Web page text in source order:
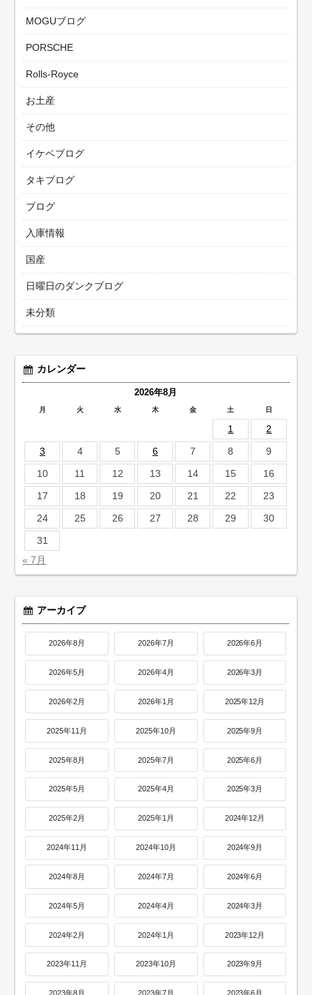
MOGUブログ
PORSCHE
Rolls-Royce
お土産
その他
イケベブログ
タキブログ
ブログ
入庫情報
国産
日曜日のダンクブログ
未分類
カレンダー
2026年8月
月 火 水 木 金 土 日
1
2
3
4 5 6 7 8
9
10
11 12 13 14 15
16
17
18 19 20 21 22
23
24
25 26 27 28 29
30
31
« 7月
アーカイブ
2026年8月 2026年7月 2026年6月
2026年5月 2026年4月 2026年3月
2026年2月 2026年1月 2025年12月
2025年11月 2025年10月 2025年9月
2025年8月 2025年7月 2025年6月
2025年5月 2025年4月 2025年3月
2025年2月 2025年1月 2024年12月
2024年11月 2024年10月 2024年9月
2024年8月 2024年7月 2024年6月
2024年5月 2024年4月 2024年3月
2024年2月 2024年1月 2023年12月
2023年11月 2023年10月 2023年9月
2023年8月 2023年7月 2023年6月